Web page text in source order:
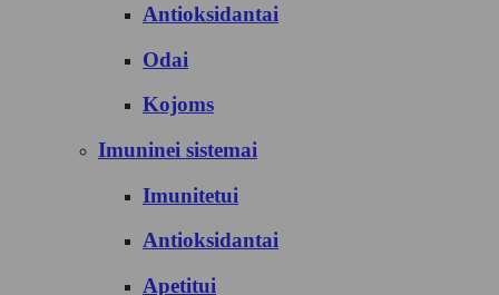
Antioksidantai
Odai
Kojoms
Imuninei sistemai
Imunitetui
Antioksidantai
Apetitui